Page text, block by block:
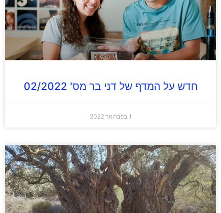
חדש על המדף של דני בר מס' 02/2022
1 בפברואר 2022